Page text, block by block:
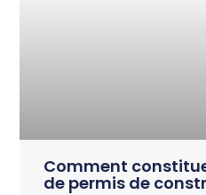
Comment
de permis de